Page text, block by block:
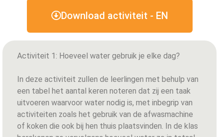
Download activiteit - EN
Activiteit 1: Hoeveel water gebruik je elke dag?
In deze activiteit zullen de leerlingen met behulp van
een tabel het aantal keren noteren dat zij een taak
uitvoeren waarvoor water nodig is, met inbegrip van
activiteiten zoals het gebruik van de afwasmachine
of koken die ook bij hen thuis plaatsvinden. In de klas